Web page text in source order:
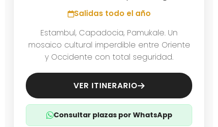
Salidas todo el año
Estambul, Capadocia, Pamukale. Un
mosaico cultural imperdible entre Oriente
y Occidente con total seguridad.
VER ITINERARIO
Consultar plazas por WhatsApp